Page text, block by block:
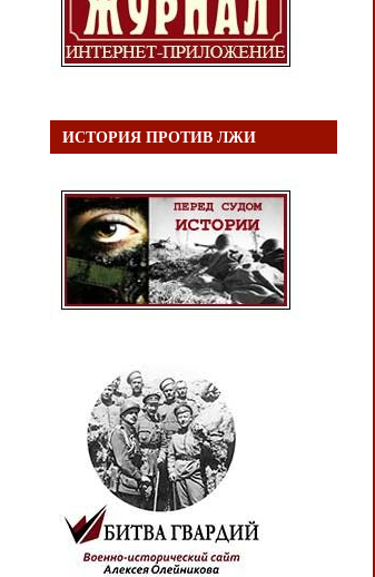
ИСТОРИЯ ПРОТИВ ЛЖИ